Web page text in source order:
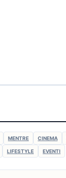
MENTRE CINEMA
LIFESTYLE EVENTI